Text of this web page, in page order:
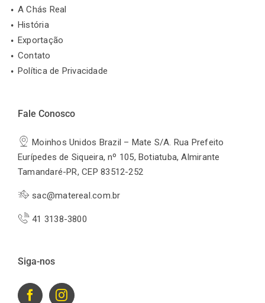
A Chás Real
História
Exportação
Contato
Política de Privacidade
Fale Conosco
Moinhos Unidos Brazil – Mate S/A. Rua Prefeito
Eurípedes de Siqueira, nº 105, Botiatuba, Almirante
Tamandaré-PR, CEP 83512-252
sac@matereal.com.br
41 3138-3800
Siga-nos